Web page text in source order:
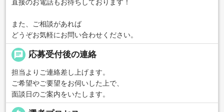
直接のお電話もお待ちしております！
また、ご相談があれば
どうぞお気軽にお問い合わせください。
chat 応募受付後の連絡
担当よりご連絡差し上げます。
ご希望やご要望をお伺いした上で、
面談日のご案内をいたします。